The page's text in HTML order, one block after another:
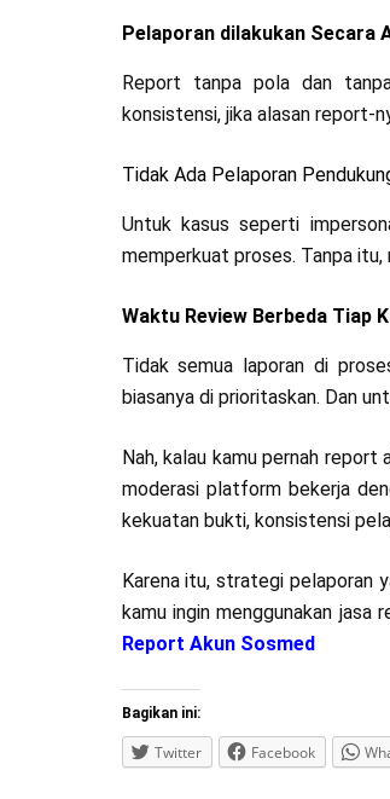
Pelaporan dilakukan Secara
Report tanpa pola dan
konsistensi, jika alasan report-
Tidak Ada Pelaporan
Untuk kasus seperti
memperkuat proses. Tanpa itu,
Waktu Review Berbeda Tiap
Tidak semua laporan di
biasanya di prioritaskan. Dan
Nah, kalau kamu pernah
moderasi platform bekerja
kekuatan bukti, konsistensi
Karena itu, strategi pelaporan
kamu ingin menggunakan jasa
Report Akun Sosmed
Bagikan ini:
Twitter Facebook